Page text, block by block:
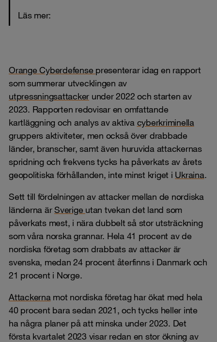
Läs mer:
Orange Cyberdefense presenterar idag en rapport
som summerar utvecklingen av
utpressningsattacker under 2022 och starten av
2023. Rapporten redovisar en omfattande
kartläggning och analys av aktiva cyberkriminella
gruppers aktiviteter, men också över drabbade
länder, branscher, samt även huruvida attackernas
spridning och frekvens tycks ha påverkats av årets
geopolitiska förhållanden, inte minst kriget i Ukraina.
Sett till fördelningen av attacker mellan de nordiska
länderna ärSverige utan tvekan det land som
påverkats mest, i nära dubbelt så stor utsträckning
som våra norska grannar. Hela 41 procent av de
nordiska företag som drabbats av attacker är
svenska, medan 24 procent återfinns i Danmark och
21 procent i Norge.
Attackerna mot nordiska företag har ökat med hela
40 procent bara sedan 2021, och tycks heller inte
ha några planer på att minska under 2023. Det
första kvartalet 2023 visar redan en stor ökning av